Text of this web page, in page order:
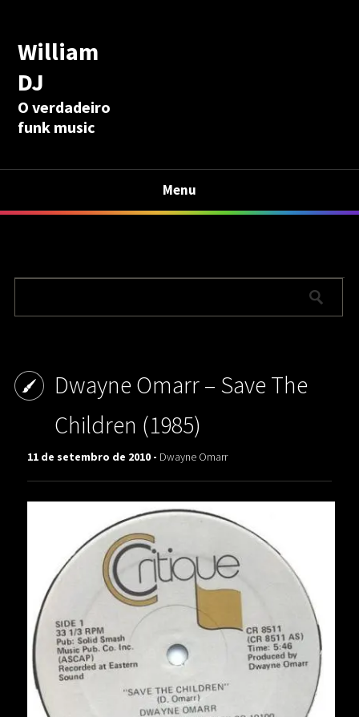
William
DJ
O verdadeiro
funk music
Menu
Dwayne Omarr – Save The
Children (1985)
11 de setembro de 2010 - Dwayne Omarr